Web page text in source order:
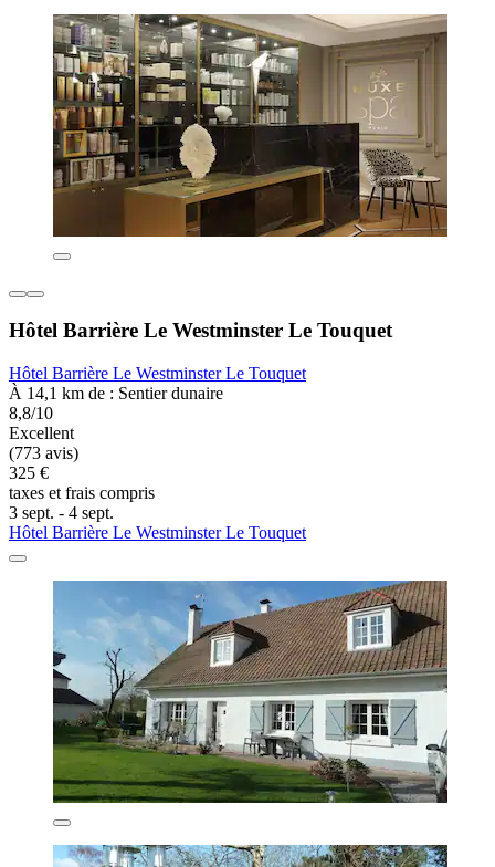
Hôtel Barrière Le Westminster Le Touquet
Hôtel Barrière Le Westminster Le Touquet
À 14,1 km de : Sentier dunaire
8,8/10
Excellent
(773 avis)
325 €
taxes et frais compris
3 sept. - 4 sept.
Hôtel Barrière Le Westminster Le Touquet